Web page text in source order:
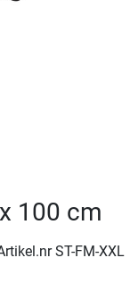
100 cm
ST-FM-XXL